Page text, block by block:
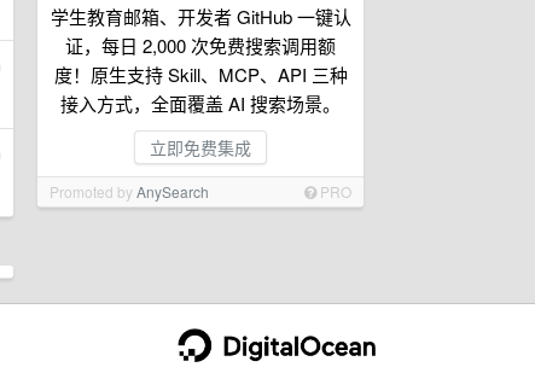
学生教育邮箱、开发者 GitHub 一键认
证，每日 2,000 次免费搜索调用额
度！原生支持 Skill、MCP、API 三种
接入方式，全面覆盖 AI 搜索场景。
立即免费集成
Promoted byAnySearch PRO